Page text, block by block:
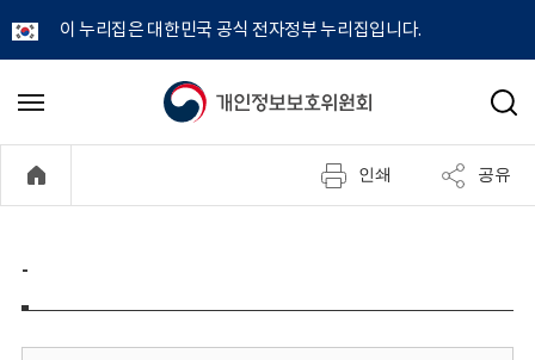
이 누리집은 대한민국 공식 전자정부 누리집입니다.
개
정
보
메
기
검
인쇄 공유
-